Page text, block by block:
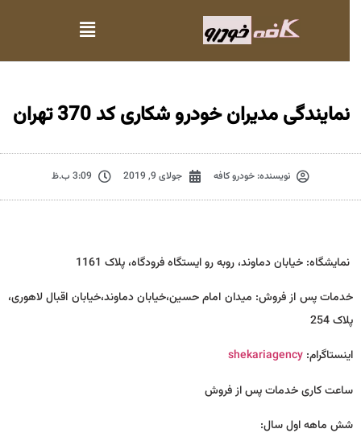
نمایندگی مدیران خودرو شکاری کد 370 تهران
نویسنده:خودرو کافه جولای 9, 2019 3:09 ب.ظ
نمایشگاه: خیابان دماوند، روبه رو ایستگاه فرودگاه، پلاک 1161
خدمات پس از فروش: میدان امام حسین،خیابان دماوند،خیابان اقبال لاهوری،
پلاک 254
اینستا‌گرام:shekariagency
ساعت کاری خدمات پس از فروش
شش ماهه‌ اول سال: